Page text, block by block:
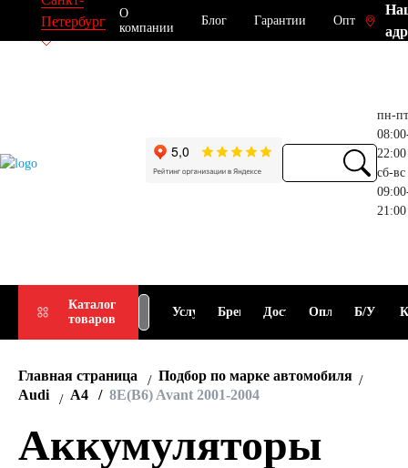
Петербург
О
компании
Блог Гарантии Опт
пн-пт
22:00
сб-вс
21:00
Каталог
товаров
Подбор
АКБ
Услуги Бренды ДоставкаОплата Б/У
Главная страница
Подбор по марке автомобиля
Audi
A4 8E(B6) Avant 2001-2004
Аккумуляторы